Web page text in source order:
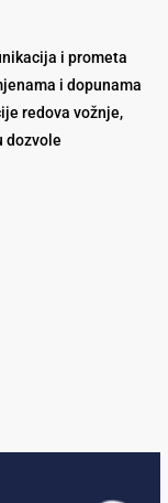
i prometa
i dopunama
redova vožnje,
dozvole